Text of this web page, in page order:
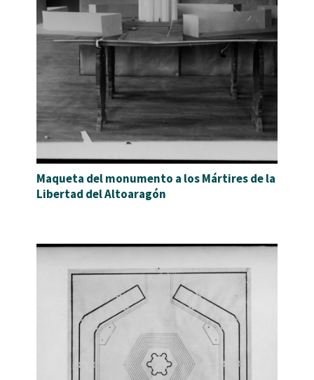
Maqueta del monumento a los Mártires de la
Libertad del Altoaragón